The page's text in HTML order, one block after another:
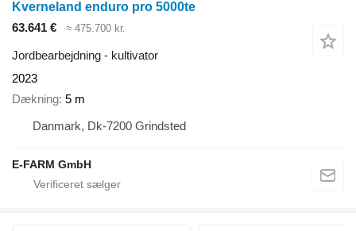
Kverneland enduro pro 5000te
63.641 €
≈ 475.700 kr.
Jordbearbejdning - kultivator
2023
Dækning 5 m
Danmark, Dk-7200 Grindsted
E-FARM GmbH